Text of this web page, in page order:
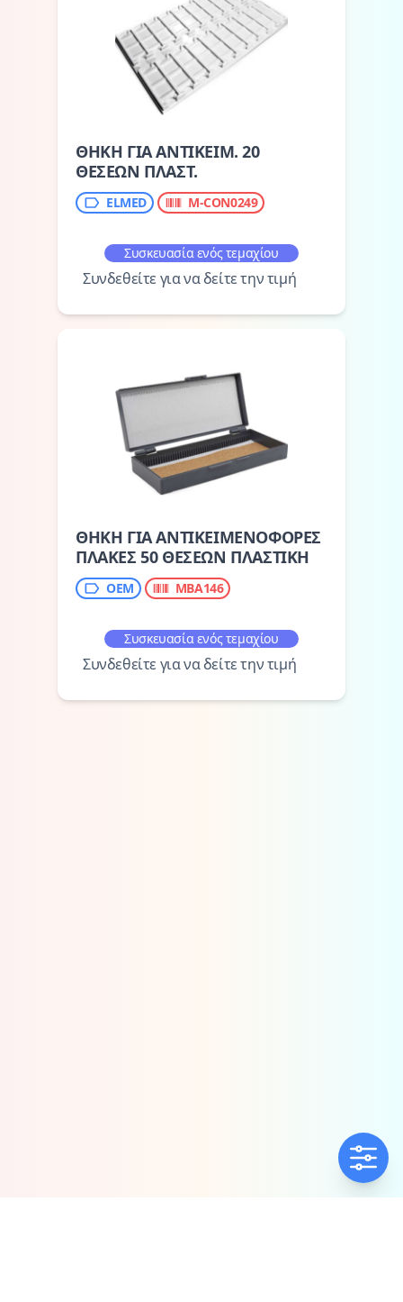
ΘΗΚΗ ΓΙΑ ΑΝΤΙΚΕΙΜ. 20
ΘΕΣΕΩΝ ΠΛΑΣΤ.
ELMED M-CON0249
Συσκευασία ενός τεμαχίου
Συνδεθείτε για να δείτε την τιμή
ΘΗΚΗ ΓΙΑ ΑΝΤΙΚΕΙΜΕΝΟΦΟΡΕΣ
ΠΛΑΚΕΣ 50 ΘΕΣΕΩΝ ΠΛΑΣΤΙΚΗ
ΟΕΜ MBA146
Συσκευασία ενός τεμαχίου
Συνδεθείτε για να δείτε την τιμή